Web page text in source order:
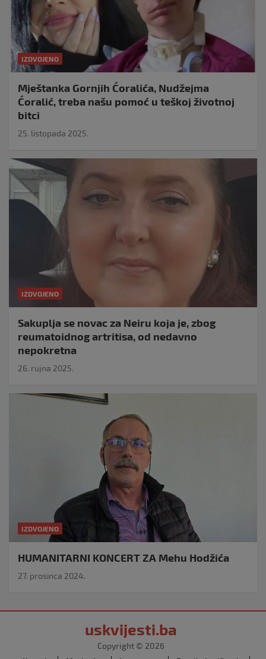
IZDVOJENO
Mještanka Gornjih Ćoralića, Nudžejma
Ćoralić, treba našu pomoć u teškoj životnoj
bitci
25. listopada 2025.
IZDVOJENO
Sakuplja se novac za Neiru koja je, zbog
reumatoidnog artritisa, od nedavno
nepokretna
26. rujna 2025.
IZDVOJENO
HUMANITARNI KONCERT ZA Mehu Hodžića
27. prosinca 2024.
uskvijesti.ba
Copyright © 2026